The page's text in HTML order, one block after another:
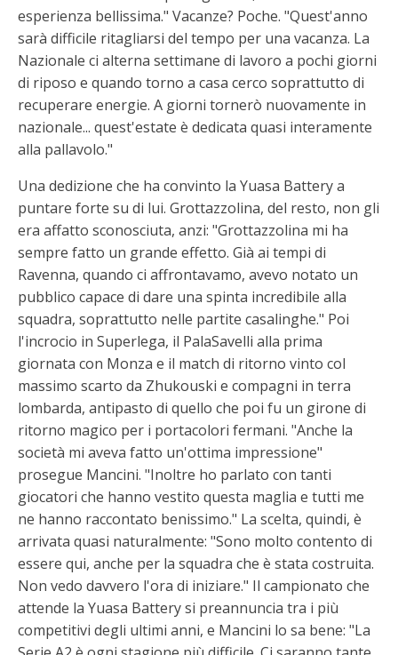
esperienza bellissima." Vacanze? Poche. "Quest'anno
sarà difficile ritagliarsi del tempo per una vacanza. La
Nazionale ci alterna settimane di lavoro a pochi giorni
di riposo e quando torno a casa cerco soprattutto di
recuperare energie. A giorni tornerò nuovamente in
nazionale... quest'estate è dedicata quasi interamente
alla pallavolo."
Una dedizione che ha convinto la Yuasa Battery a
puntare forte su di lui. Grottazzolina, del resto, non gli
era affatto sconosciuta, anzi: "Grottazzolina mi ha
sempre fatto un grande effetto. Già ai tempi di
Ravenna, quando ci affrontavamo, avevo notato un
pubblico capace di dare una spinta incredibile alla
squadra, soprattutto nelle partite casalinghe." Poi
l'incrocio in Superlega, il PalaSavelli alla prima
giornata con Monza e il match di ritorno vinto col
massimo scarto da Zhukouski e compagni in terra
lombarda, antipasto di quello che poi fu un girone di
ritorno magico per i portacolori fermani. "Anche la
società mi aveva fatto un'ottima impressione"
prosegue Mancini. "Inoltre ho parlato con tanti
giocatori che hanno vestito questa maglia e tutti me
ne hanno raccontato benissimo." La scelta, quindi, è
arrivata quasi naturalmente: "Sono molto contento di
essere qui, anche per la squadra che è stata costruita.
Non vedo davvero l'ora di iniziare." Il campionato che
attende la Yuasa Battery si preannuncia tra i più
competitivi degli ultimi anni, e Mancini lo sa bene: "La